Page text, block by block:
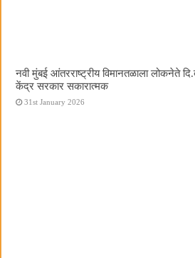
नवी मुंबई आंतरराष्ट्रीय विमानतळाला लोकनेते
केंद्र सरकार सकारात्मक
31st January 2026